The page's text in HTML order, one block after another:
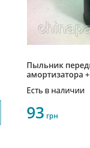
Пыльник
амортизатора
Джагги/Бит S21-
Есть в наличии
93 грн